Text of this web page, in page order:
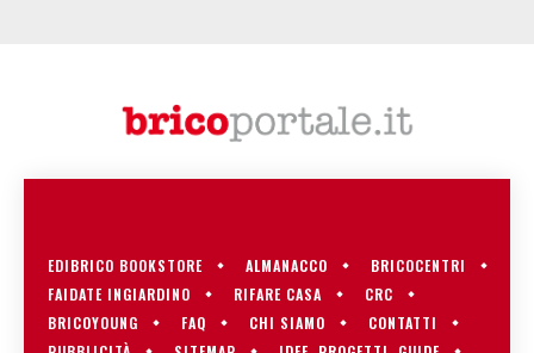
EDIBRICO BOOKSTORE ALMANACCO
BRICOCENTRI
FAIDATE INGIARDINO
RIFARE CASA
CRC
BRICOYOUNG
FAQ CHI SIAMO
CONTATTI